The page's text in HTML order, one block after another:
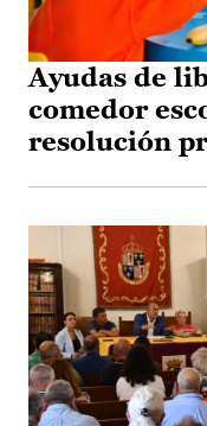
Ayudas de
comedor
resolución